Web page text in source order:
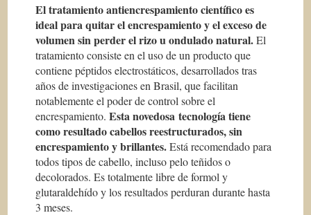
El tratamiento antiencrespamiento científico es
ideal para quitar el encrespamiento y el exceso de
volumen sin perder el rizo u ondulado natural.El
tratamiento consiste en el uso de un producto que
contiene péptidos electrostáticos, desarrollados tras
años de investigaciones en Brasil, que facilitan
notablemente el poder de control sobre el
encrespamiento.Esta novedosa tecnología tiene
como resultado cabellos reestructurados, sin
encrespamiento y brillantes.Está recomendado para
todos tipos de cabello, incluso pelo teñidos o
decolorados. Es totalmente libre de formol y
glutaraldehído y los resultados perduran durante hasta
3 meses.